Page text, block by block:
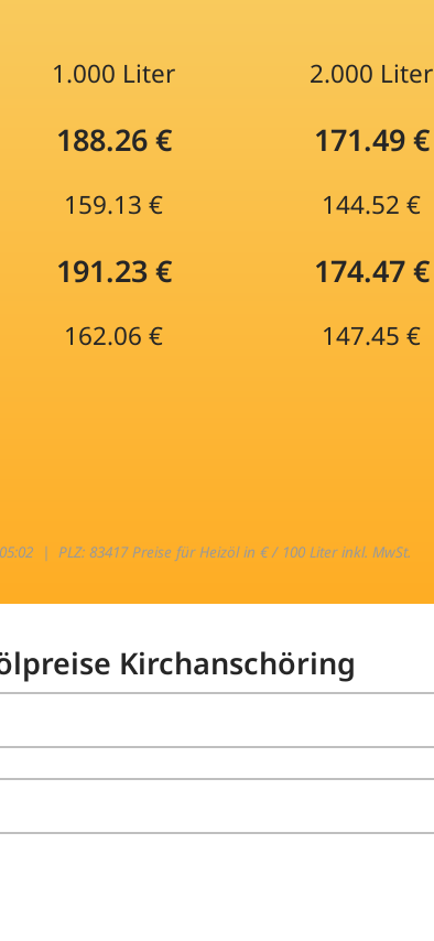
1.000 Liter 2.000 Liter
188.26 € 171.49 €
159.13 € 144.52 €
191.23 € 174.47 €
162.06 € 147.45 €
|PLZ: 83417 Preise für Heizöl in € / 100 Liter inkl. MwSt.
Kirchanschöring